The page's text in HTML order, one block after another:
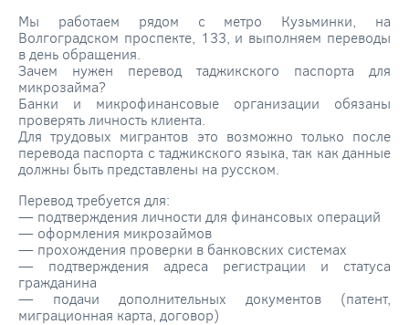
Мы работаем рядом с метро Кузьминки, на
Волгоградском проспекте, 133, и выполняем переводы
в день обращения.
Зачем нужен перевод таджикского паспорта для
микрозайма?
Банки и микрофинансовые организации обязаны
проверять личность клиента.
Для трудовых мигрантов это возможно только после
перевода паспорта с таджикского языка, так как данные
должны быть представлены на русском.
Перевод требуется для:
— подтверждения личности для финансовых операций
— оформления микрозаймов
— прохождения проверки в банковских системах
— подтверждения адреса регистрации и статуса
гражданина
— подачи дополнительных документов (патент,
миграционная карта, договор)